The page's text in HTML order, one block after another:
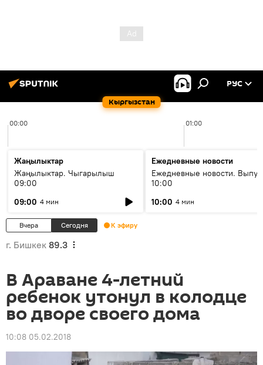
Кыргызстан
РУС
00:00 01:00
Жаңылыктар
Жаңылыктар. Чыгарылыш
09:00
09:00 4 мин
Ежедневные новости
Ежедневные новости.
10:00
10:00 4 мин
Вчера Сегодня К эфиру
г. Бишкек 89.3
В Араване 4-летний
ребенок утонул в колодце
во дворе своего дома
10:08 05.02.2018